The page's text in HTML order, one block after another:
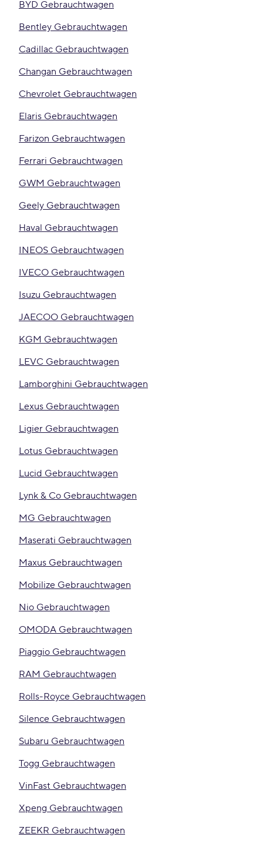
BYD Gebrauchtwagen
Bentley Gebrauchtwagen
Cadillac Gebrauchtwagen
Changan Gebrauchtwagen
Chevrolet Gebrauchtwagen
Elaris Gebrauchtwagen
Farizon Gebrauchtwagen
Ferrari Gebrauchtwagen
GWM Gebrauchtwagen
Geely Gebrauchtwagen
Haval Gebrauchtwagen
INEOS Gebrauchtwagen
IVECO Gebrauchtwagen
Isuzu Gebrauchtwagen
JAECOO Gebrauchtwagen
KGM Gebrauchtwagen
LEVC Gebrauchtwagen
Lamborghini Gebrauchtwagen
Lexus Gebrauchtwagen
Ligier Gebrauchtwagen
Lotus Gebrauchtwagen
Lucid Gebrauchtwagen
Lynk & Co Gebrauchtwagen
MG Gebrauchtwagen
Maserati Gebrauchtwagen
Maxus Gebrauchtwagen
Mobilize Gebrauchtwagen
Nio Gebrauchtwagen
OMODA Gebrauchtwagen
Piaggio Gebrauchtwagen
RAM Gebrauchtwagen
Rolls-Royce Gebrauchtwagen
Silence Gebrauchtwagen
Subaru Gebrauchtwagen
Togg Gebrauchtwagen
VinFast Gebrauchtwagen
Xpeng Gebrauchtwagen
ZEEKR Gebrauchtwagen